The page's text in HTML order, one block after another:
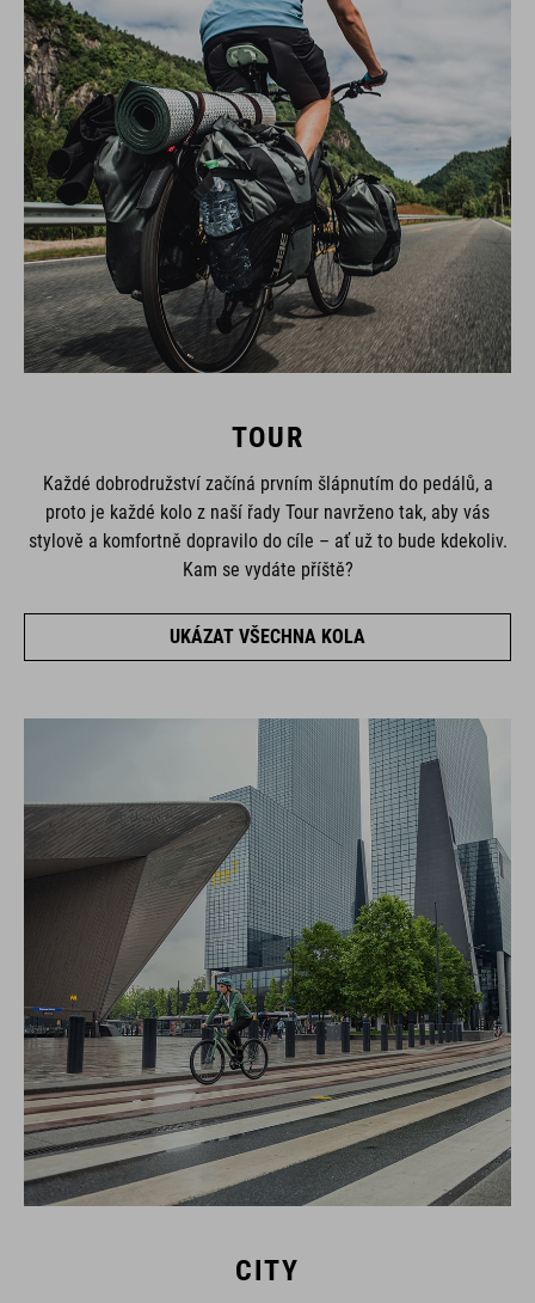
TOUR
Každé dobrodružství začíná prvním šlápnutím do pedálů, a
proto je každé kolo z naší řady Tour navrženo tak, aby vás
stylově a komfortně dopravilo do cíle – ať už to bude kdekoliv.
Kam se vydáte příště?
UKÁZAT VŠECHNA KOLA
CITY